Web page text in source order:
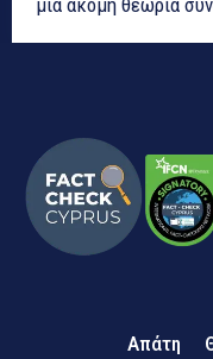
Απάτη